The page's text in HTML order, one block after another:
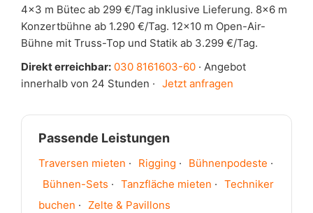
4×3 m Bütec ab 299 €/Tag inklusive Lieferung. 8×6 m
Konzertbühne ab 1.290 €/Tag. 12×10 m Open-Air-
Bühne mit Truss-Top und Statik ab 3.299 €/Tag.
Direkt erreichbar: 030 8161603-60 · Angebot
innerhalb von 24 Stunden · Jetzt anfragen
Passende Leistungen
Traversen mieten · Rigging · Bühnenpodeste ·
Bühnen-Sets · Tanzfläche mieten · Techniker
buchen · Zelte & Pavillons